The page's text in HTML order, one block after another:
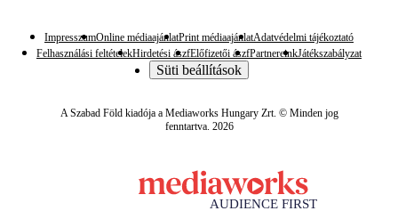
ImpresszumOnline médiaajánlatPrint médiaajánlatAdatvédelmi tájékoztató
Felhasználási feltételekHirdetési ászfElőfizetői ászfPartnereinkJátékszabályzat
Süti beállítások
A Szabad Föld kiadója a Mediaworks Hungary Zrt. © Minden jog
fenntartva. 2026